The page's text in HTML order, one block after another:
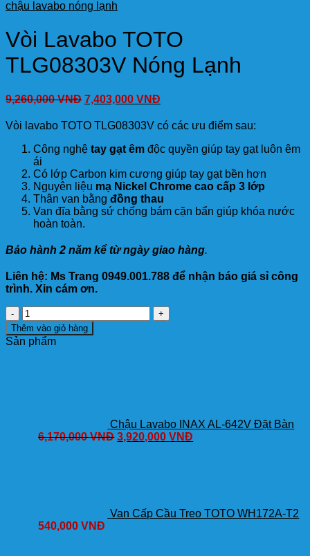
chậu lavabo nóng lạnh
Vòi Lavabo TOTO
TLG08303V Nóng Lạnh
9,260,000VNĐ 7,403,000 VNĐ
Vòi lavabo TOTO TLG08303V có các ưu điểm sau:
Công nghệ tay gạt êm độc quyền giúp tay gạt luôn êm
ái
Có lớp Carbon kim cương giúp tay gạt bền hơn
Nguyên liệu mạ Nickel Chrome cao cấp 3 lớp
Thân van bằng đồng thau
Van đĩa bằng sứ chống bám cặn bẩn giúp khóa nước
hoàn toàn.
Bảo hành 2 năm kể từ ngày giao hàng.
Liên hệ: Ms Trang 0949.001.788 để nhận báo giá sỉ công
trình. Xin cám ơn.
Vòi
Lavabo
TOTO
TLG08303V
Thêm vào giỏ hàng
Sản phẩm
Chậu Lavabo INAX AL-642V Đặt Bàn
6,170,000VNĐ 3,920,000VNĐ
Van Cấp Cầu Treo TOTO WH172A-T2
540,000VNĐ